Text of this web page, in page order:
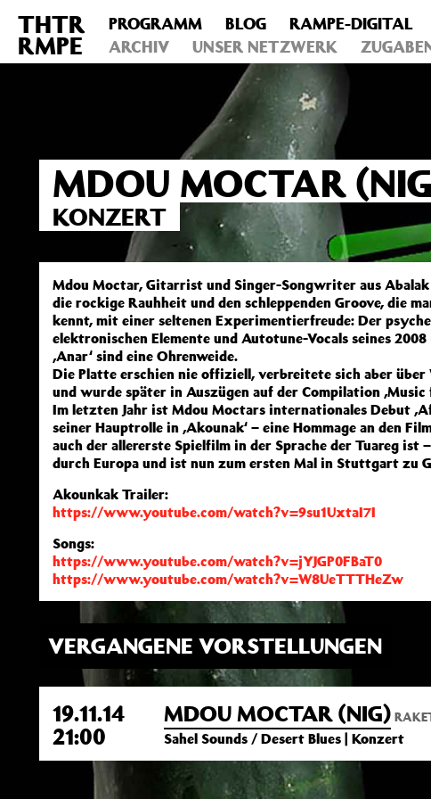
Deprecated : Die Funktion post_permalink ist seit Version 4.4.0
includes/functions.phpon line6031
THTR
RMPE
PROGRAMM BLOG RAMPE-DIGITAL
ARCHIV
UNSER NETZWERK
MDOU MOCTAR
KONZERT
Mdou Moctar, Gitarrist und Singer-Songwriter aus
die rockige Rauhheit und den schleppenden Groove, die
kennt, mit einer seltenen Experimentierfreude: Der
elektronischen Elemente und Autotune-Vocals seines
‚Anar‘ sind eine Ohrenweide.
Die Platte erschien nie offiziell, verbreitete sich aber
und wurde später in Auszügen auf der Compilation
Im letzten Jahr ist Mdou Moctars internationales Debut
seiner Hauptrolle in ‚Akounak‘ – eine Hommage an den
auch der allererste Spielfilm in der Sprache der Tuareg ist
durch Europa und ist nun zum ersten Mal in Stuttgart zu
Akounkak Trailer:
https://www.youtube.com/watch?v=9su1UxtaI7I
Songs:
https://www.youtube.com/watch?v=jYJGP0FBaT0
https://www.youtube.com/watch?v=W8UeTTTHeZw
VERGANGENE VORSTELLUNGEN
19.11.14
21:00
MDOU MOCTAR (NIG)
Sahel Sounds / Desert Blues | Konzert